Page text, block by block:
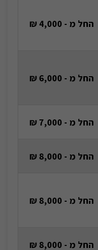
החל מ - 4,000 ₪
החל מ - 6,000 ₪
החל מ - 7,000 ₪
החל מ - 8,000 ₪
החל מ - 8,000 ₪
החל מ - 8,000 ₪